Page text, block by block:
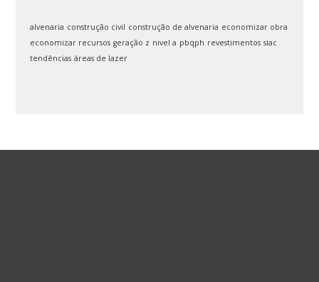
alvenaria construção civil construção de alvenaria economizar obra
economizar recursos geração z nivel a pbqph revestimentos siac
tendências áreas de lazer